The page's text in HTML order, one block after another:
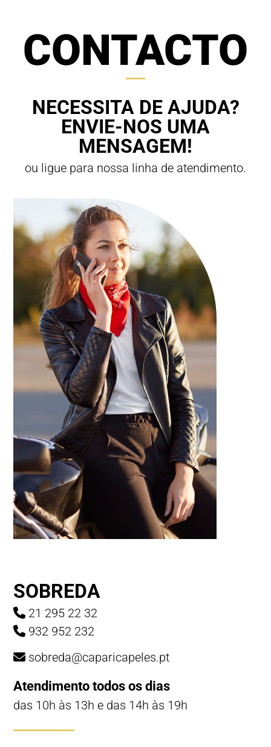
CONTACTO
NECESSITA DE AJUDA?
ENVIE-NOS UMA
MENSAGEM!
ou ligue para nossa linha de atendimento.
SOBREDA
21 295 22 32
932 952 232
sobreda@caparicapeles.pt
Atendimento todos os dias
das 10h às 13h e das 14h às 19h